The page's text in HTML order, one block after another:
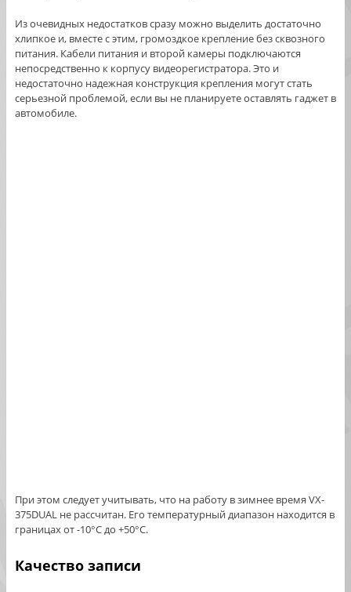
Из очевидных недостатков сразу можно выделить достаточно
хлипкое и, вместе с этим, громоздкое крепление без сквозного
питания. Кабели питания и второй камеры подключаются
непосредственно к корпусу видеорегистратора. Это и
недостаточно надежная конструкция крепления могут стать
серьезной проблемой, если вы не планируете оставлять гаджет в
автомобиле.
При этом следует учитывать, что на работу в зимнее время VX-
375DUAL не рассчитан. Его температурный диапазон находится в
границах от -10°C до +50°C.
Качество записи